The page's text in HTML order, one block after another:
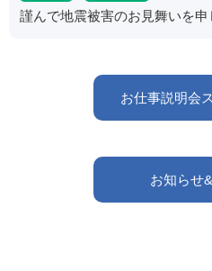
謹んで地震被害のお見舞いを申
お仕事説明会
お知らせ